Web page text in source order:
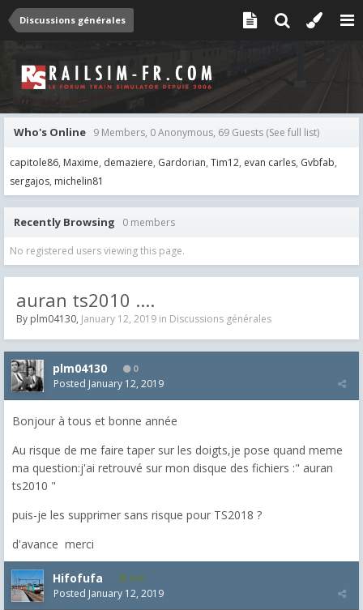
Discussions générales
Who's Online 9 Members, 0 Anonymous, 69 Guests (See full list)
capitole86 Maxime demaziere Gardorian Tim12 evan carles Gvbfab
sergajos michelin81
Recently Browsing 0 members
No registered users viewing this page.
auran ts2010 ....
By plm04130, January 12, 2019 in Discussions générales
plm04130 0
Posted January 12, 2019
Bonjour à tous et bonne année
Au risque de me faire taper sur les doigts,je pose quand meme
ma question:j'ai retrouvé sur mon disque des fichiers :" auran
ts2010 "
puis-je les supprimer sans risque pour TS2018 ?
d'avance merci
Hifofufa 674
Posted January 12, 2019